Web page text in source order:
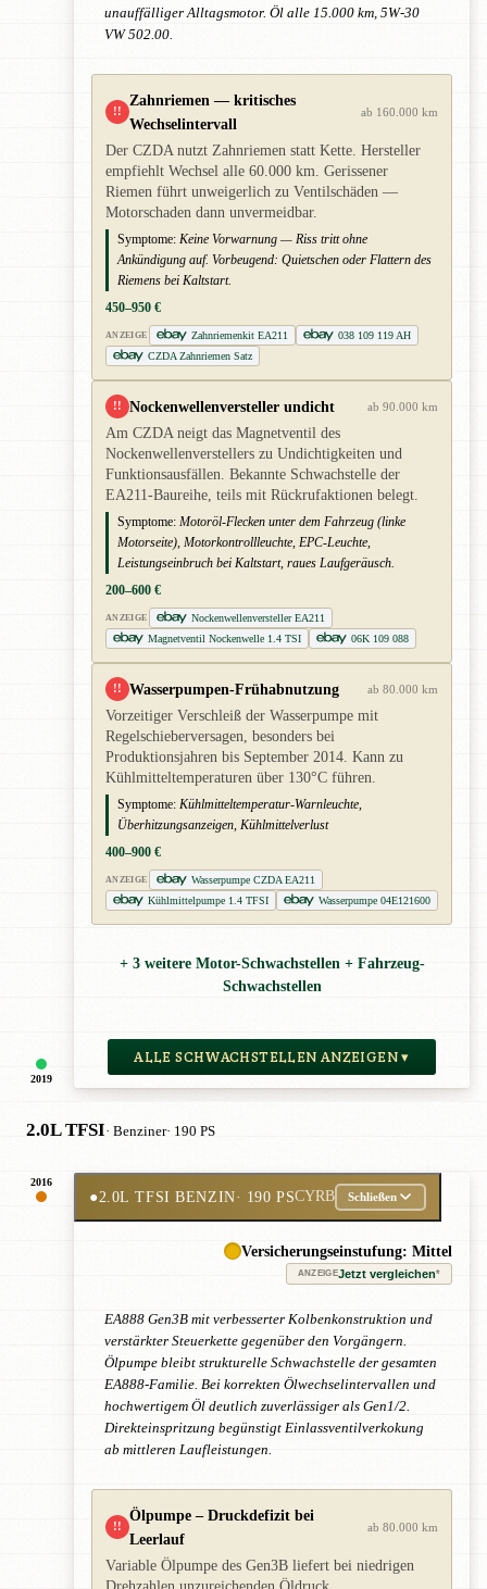
2019
unauffälliger Alltagsmotor. Öl alle 15.000 km, 5W-30
VW 502.00.
!!
Zahnriemen — kritisches
Wechselintervall
ab 160.000 km
Der CZDA nutzt Zahnriemen statt Kette. Hersteller
empfiehlt Wechsel alle 60.000 km. Gerissener
Riemen führt unweigerlich zu Ventilschäden —
Motorschaden dann unvermeidbar.
Symptome: Keine Vorwarnung — Riss tritt ohne
Ankündigung auf. Vorbeugend: Quietschen oder Flattern des
Riemens bei Kaltstart.
450–950 €
ANZEIGE Zahnriemenkit EA211
038 109 119 AH
CZDA Zahnriemen Satz
!! Nockenwellenversteller undicht ab 90.000 km
Am CZDA neigt das Magnetventil des
Nockenwellenverstellers zu Undichtigkeiten und
Funktionsausfällen. Bekannte Schwachstelle der
EA211-Baureihe, teils mit Rückrufaktionen belegt.
Symptome: Motoröl-Flecken unter dem Fahrzeug (linke
Motorseite), Motorkontrollleuchte, EPC-Leuchte,
Leistungseinbruch bei Kaltstart, raues Laufgeräusch.
200–600 €
ANZEIGE
Nockenwellenversteller EA211
Magnetventil Nockenwelle 1.4 TSI
06K 109 088
!! Wasserpumpen-Frühabnutzung ab 80.000 km
Vorzeitiger Verschleiß der Wasserpumpe mit
Regelschieberversagen, besonders bei
Produktionsjahren bis September 2014. Kann zu
Kühlmitteltemperaturen über 130°C führen.
Symptome: Kühlmitteltemperatur-Warnleuchte,
Überhitzungsanzeigen, Kühlmittelverlust
400–900 €
ANZEIGE
Wasserpumpe CZDA EA211
Kühlmittelpumpe 1.4 TFSI
Wasserpumpe 04E121600
+ 3 weitere Motor-Schwachstellen + Fahrzeug-
Schwachstellen
ALLE SCHWACHSTELLEN ANZEIGEN ▾
2.0L TFSI· Benziner· 190 PS
2016
●2.0L TFSI BENZIN· 190 PSCYRB Schließen
Versicherungseinstufung: Mittel
ANZEIGEJetzt vergleichen*
EA888 Gen3B mit verbesserter Kolbenkonstruktion und
verstärkter Steuerkette gegenüber den Vorgängern.
Ölpumpe bleibt strukturelle Schwachstelle der gesamten
EA888-Familie. Bei korrekten Ölwechselintervallen und
hochwertigem Öl deutlich zuverlässiger als Gen1/2.
Direkteinspritzung begünstigt Einlassventilverkokung
ab mittleren Laufleistungen.
!!
Ölpumpe – Druckdefizit bei
Leerlauf
ab 80.000 km
Variable Ölpumpe des Gen3B liefert bei niedrigen